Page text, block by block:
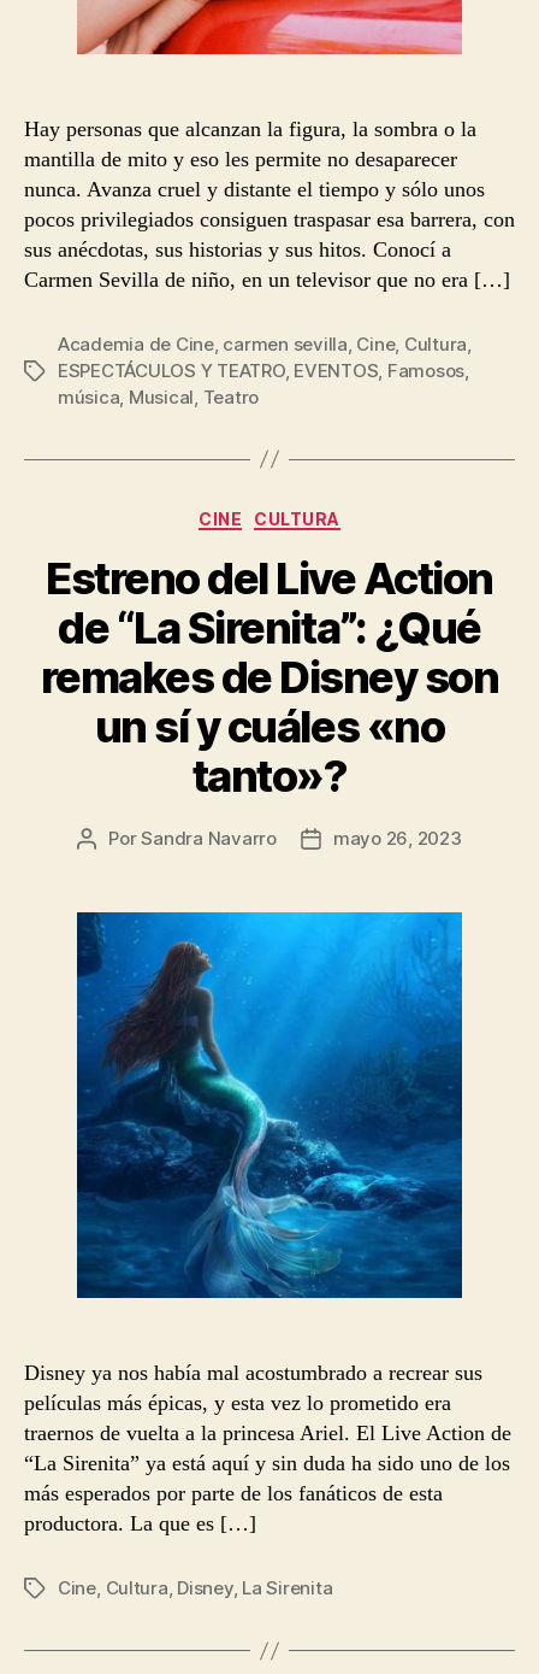
Hay personas que alcanzan la figura, la sombra o la
mantilla de mito y eso les permite no desaparecer
nunca. Avanza cruel y distante el tiempo y sólo unos
pocos privilegiados consiguen traspasar esa barrera, con
sus anécdotas, sus historias y sus hitos. Conocí a
Carmen Sevilla de niño, en un televisor que no era […]
Etiquetas
Academia de Cine, carmen sevilla Cine, Cultura
ESPECTÁCULOS Y TEATRO, EVENTOS Famosos
música Musical Teatro
Categorías
CINE CULTURA
Estreno del Live Action
de “La Sirenita”: ¿Qué
remakes de Disney son
un sí y cuáles «no
tanto»?
Autor
entrada
PorSandra Navarro
Fecha
entrada
mayo 26, 2023
Disney ya nos había mal acostumbrado a recrear sus
películas más épicas, y esta vez lo prometido era
traernos de vuelta a la princesa Ariel. El Live Action de
“La Sirenita” ya está aquí y sin duda ha sido uno de los
más esperados por parte de los fanáticos de esta
productora. La que es […]
Etiquetas
Cine, Cultura, Disney, La Sirenita